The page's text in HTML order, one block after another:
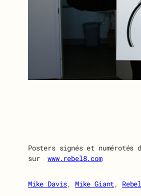
Posters signés et numérotés
surwww.rebel8.com
Mike Davis, Mike Giant ,